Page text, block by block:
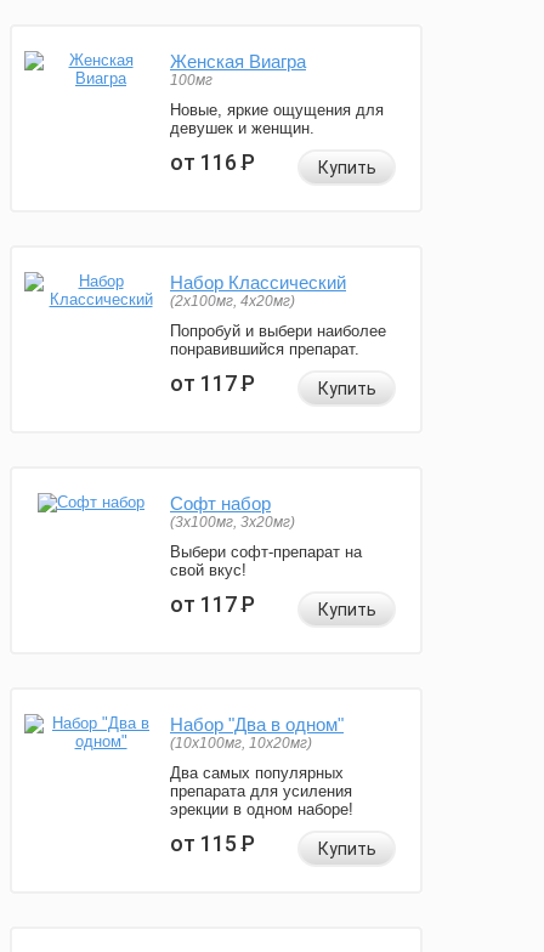
Женская Виагра
100мг
Новые, яркие ощущения для
девушек и женщин.
от 116Р Купить
Набор Классический
(2x100мг, 4x20мг)
Попробуй и выбери наиболее
понравившийся препарат.
от 117Р Купить
Софт набор
(3x100мг, 3x20мг)
Выбери софт-препарат на
свой вкус!
от 117Р Купить
Набор "Два в одном"
(10x100мг, 10x20мг)
Два самых популярных
препарата для усиления
эрекции в одном наборе!
от 115Р Купить